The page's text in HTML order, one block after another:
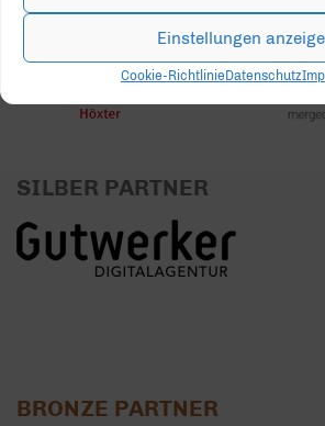
Einstellungen
Cookie-Richtlinie Datenschutz
SILBER PARTNER
BRONZE PARTNER